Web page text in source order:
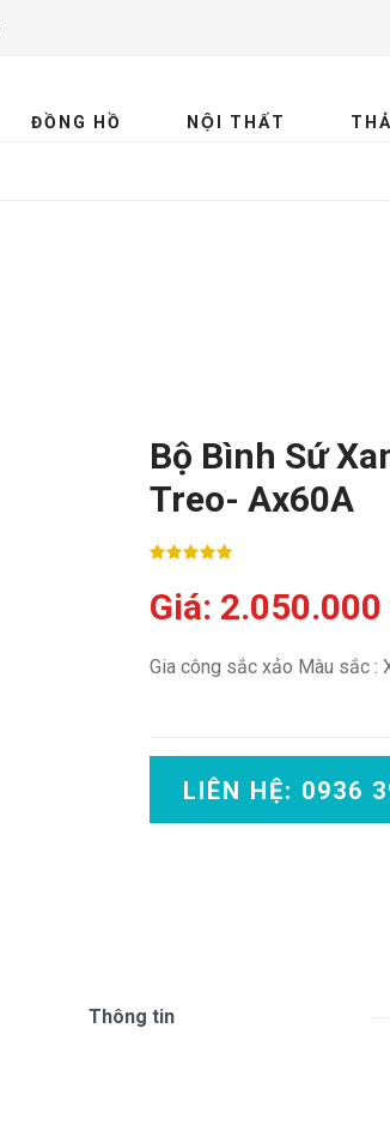
ĐỒNG HỒ NỘI THẤT
Bộ Bình Sứ
Treo- Ax60A
Giá:
Gia công sắc xảo Màu sắc :
LIÊN HỆ: 0936
Thông tin